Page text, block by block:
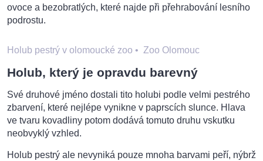
ovoce a bezobratlých, které najde při přehrabování lesního
podrostu.
Holub pestrý v olomoucké zoo • Zoo Olomouc
Holub, který je opravdu barevný
Své druhové jméno dostali tito holubi podle velmi pestrého
zbarvení, které nejlépe vynikne v paprscích slunce. Hlava
ve tvaru kovadliny potom dodává tomuto druhu vskutku
neobvyklý vzhled.
Holub pestrý ale nevyniká pouze mnoha barvami peří, nýbrž